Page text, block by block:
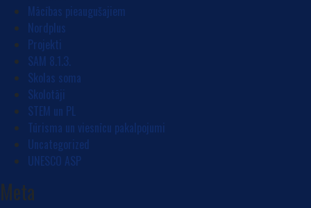
Mācības pieaugušajiem
Nordplus
Projekti
SAM 8.1.3.
Skolas soma
Skolotāji
STEM un PL
Tūrisma un viesnīcu pakalpojumi
Uncategorized
UNESCO ASP
Meta